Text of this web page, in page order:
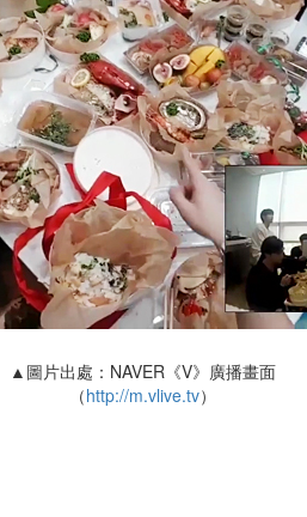
▲圖片出處：NAVER《V》廣播畫面
（http://m.vlive.tv）